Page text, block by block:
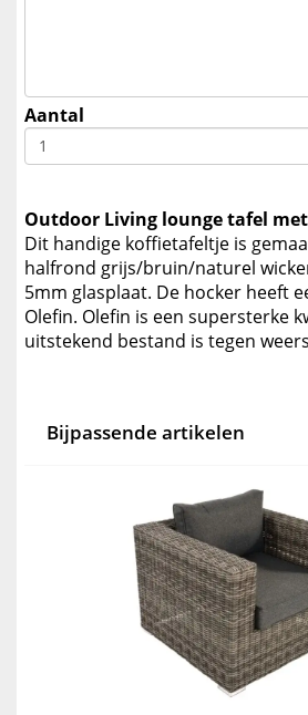
Aantal
Outdoor Living lounge tafel
Dit handige koffietafeltje is
halfrond grijs/bruin/naturel
5mm glasplaat. De hocker heeft
Olefin. Olefin is een supersterke
uitstekend bestand is tegen
Bijpassende artikelen